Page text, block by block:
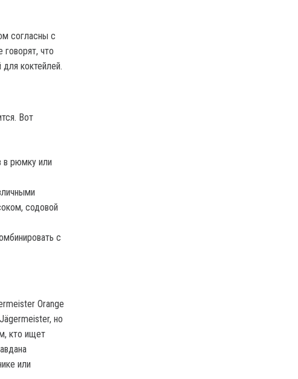
согласны с
что
коктейлей.
Вот
в рюмку или
содовой
с
Orange
но
кто ищет
или